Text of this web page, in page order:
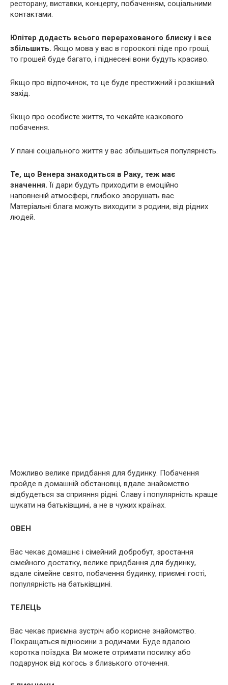
ресторану, виставки, концерту, побаченням, соціальними
контактами.
Юпітер додасть всього перерахованого блиску і все
збільшить. Якщо мова у вас в гороскопі піде про гроші,
то грошей буде багато, і піднесені вони будуть красиво.
Якщо про відпочинок, то це буде престижний і розкішний
захід.
Якщо про особисте життя, то чекайте казкового
побачення.
У плані соціального життя у вас збільшиться популярність.
Те, що Венера знаходиться в Раку, теж має
значення. Її дари будуть приходити в емоційно
наповненій атмосфері, глибоко зворушать вас.
Матеріальні блага можуть виходити з родини, від рідних
людей.
Можливо велике придбання для будинку. Побачення
пройде в домашній обстановці, вдале знайомство
відбудеться за сприяння рідні. Славу і популярність краще
шукати на батьківщині, а не в чужих країнах.
ОВЕН
Вас чекає домашнє і сімейний добробут, зростання
сімейного достатку, велике придбання для будинку,
вдале сімейне свято, побачення будинку, приємні гості,
популярність на батьківщині.
ТЕЛЕЦЬ
Вас чекає приємна зустріч або корисне знайомство.
Покращаться відносини з родичами. Буде вдалою
коротка поїздка. Ви можете отримати посилку або
подарунок від когось з близького оточення.